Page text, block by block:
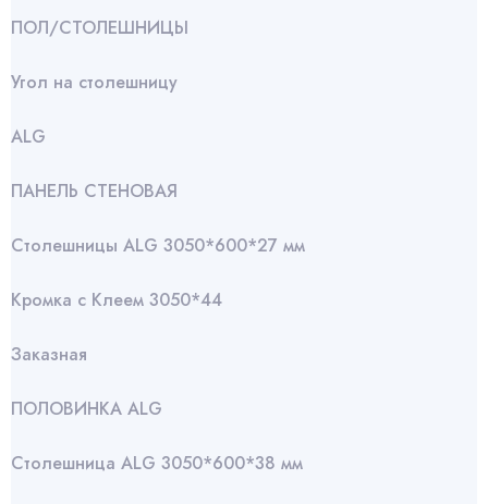
ПОЛ/СТОЛЕШНИЦЫ
Угол на столешницу
АLG
ПАНЕЛЬ СТЕНОВАЯ
Столешницы ALG 3050*600*27 мм
Кромка с Клеем 3050*44
Заказная
ПОЛОВИНКА ALG
Столешница ALG 3050*600*38 мм